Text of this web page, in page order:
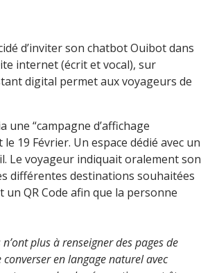
d’inviter son chatbot Ouibot dans
internet (écrit et vocal), sur
digital permet aux voyageurs de
“campagne d’affichage
19 Février. Un espace dédié avec un
Le voyageur indiquait oralement son
différentes destinations souhaitées
QR Code afin que la personne
plus à renseigner des pages de
en langage naturel avec